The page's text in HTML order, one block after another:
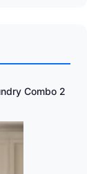
Combo 2